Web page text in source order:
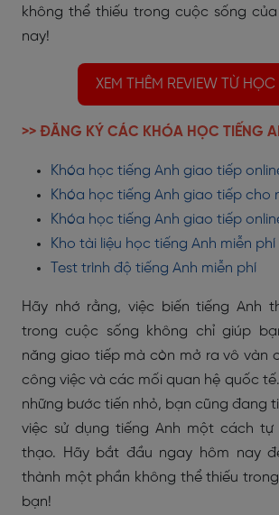
không thể thiếu trong cuộc sống
nay!
XEM THÊM REVIEW TỪ HỌC
>> ĐĂNG KÝ CÁC KHÓA HỌC TIẾNG
Khóa học tiếng Anh giao tiếp
Khóa học tiếng Anh giao tiếp cho
Khóa học tiếng Anh giao tiếp
Kho tài liệu học tiếng Anh miễn phí
Test trình độ tiếng Anh miễn phí
Hãy nhớ rằng, việc biến tiếng Anh
trong cuộc sống không chỉ giúp
năng giao tiếp mà còn mở ra vô vàn
công việc và các mối quan hệ quốc
những bước tiến nhỏ, bạn cũng đang
việc sử dụng tiếng Anh một cách tự
thạo. Hãy bắt đầu ngay hôm nay
thành một phần không thể thiếu
bạn!